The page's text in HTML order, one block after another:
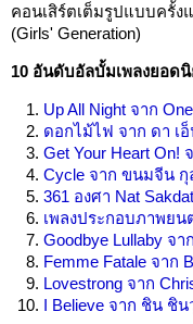
คอนเสิร์ตเต็มรูปแบบครั้ง
(Girls' Generation)
10 อันดับอัลบั้มเพลงยอ
Up All Night จาก
ดอกไม้ไฟ จาก ดา เ
Get Your Heart On!
Cycle จาก ขนมจีน
361 องศา Nat
เพลงประกอบภาพยน
Goodbye Lullaby จา
Femme Fatale จาก
Lovestrong จาก
I Believe จาก ชิน ชิ